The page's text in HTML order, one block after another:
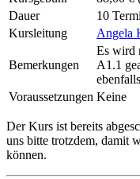
Dauer
10
Kursleitung
Angela
Bemerkungen
Es wird
A1.1
Voraussetzungen Keine
Der Kurs ist bereits
uns bitte trotzdem, damit
können.